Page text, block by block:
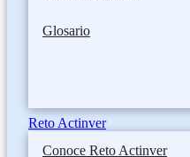
Glosario
Reto Actinver
Conoce Reto Actinver